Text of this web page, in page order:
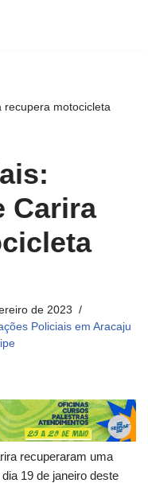
recupera motocicleta
Carira
de 2023
Policiais em Aracaju
recuperaram uma
19 de janeiro deste